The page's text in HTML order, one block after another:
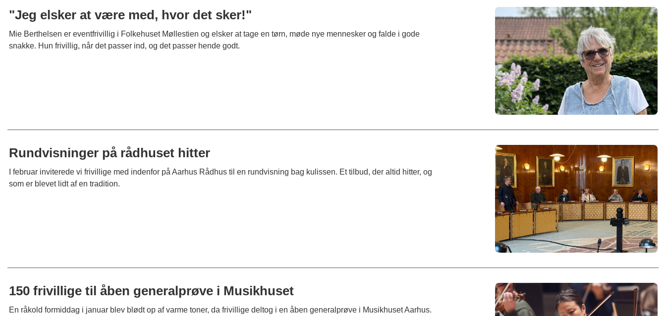
"Jeg elsker at være med, hvor det sker!"
Mie Berthelsen er eventfrivillig i Folkehuset Møllestien og elsker at tage en tørn, møde nye mennesker og falde i gode
snakke. Hun frivillig, når det passer ind, og det passer hende godt.
Rundvisninger på rådhuset hitter
I februar inviterede vi frivillige med indenfor på Aarhus Rådhus til en rundvisning bag kulissen. Et tilbud, der altid hitter, og
som er blevet lidt af en tradition.
150 frivillige til åben generalprøve i Musikhuset
En råkold formiddag i januar blev blødt op af varme toner, da frivillige deltog i en åben generalprøve i Musikhuset Aarhus.